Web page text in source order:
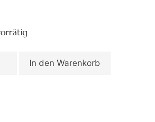
In den Warenkorb